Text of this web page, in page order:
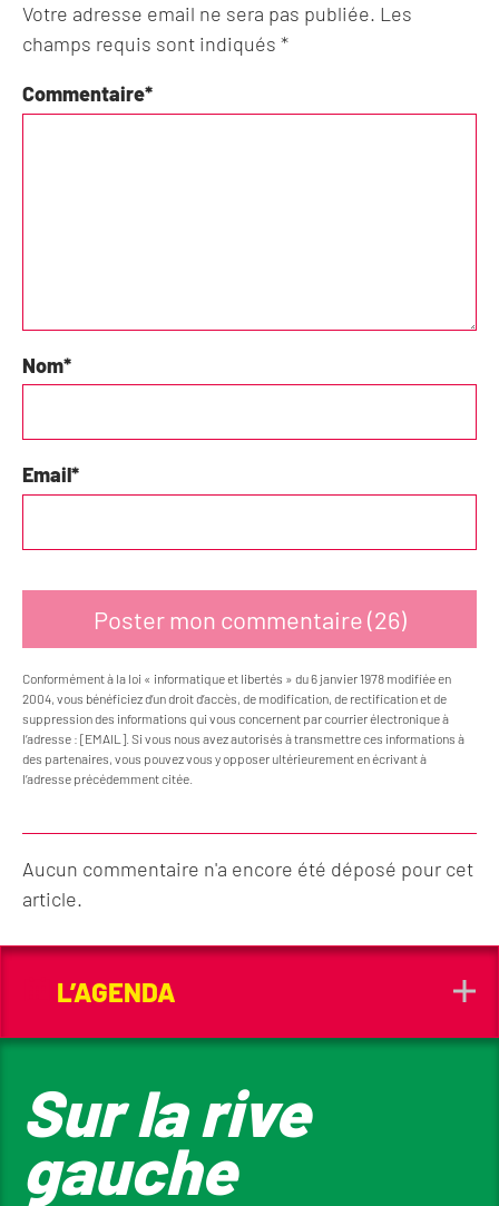
Votre adresse email ne sera pas publiée. Les
champs requis sont indiqués *
Commentaire*
Nom*
Email*
Conformément à la loi « informatique et libertés » du 6 janvier 1978 modifiée en
2004, vous bénéficiez d’un droit d’accès, de modification, de rectification et de
suppression des informations qui vous concernent par courrier électronique à
l’adresse : [EMAIL]. Si vous nous avez autorisés à transmettre ces informations à
des partenaires, vous pouvez vous y opposer ultérieurement en écrivant à
l’adresse précédemment citée.
Aucun commentaire n'a encore été déposé pour cet
article.
L’AGENDA
Sur la rive
gauche